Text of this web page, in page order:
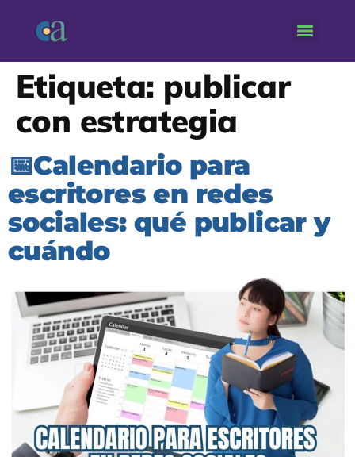
Etiqueta: publicar
con estrategia
📅Calendario para
escritores en redes
sociales: qué publicar y
cuándo